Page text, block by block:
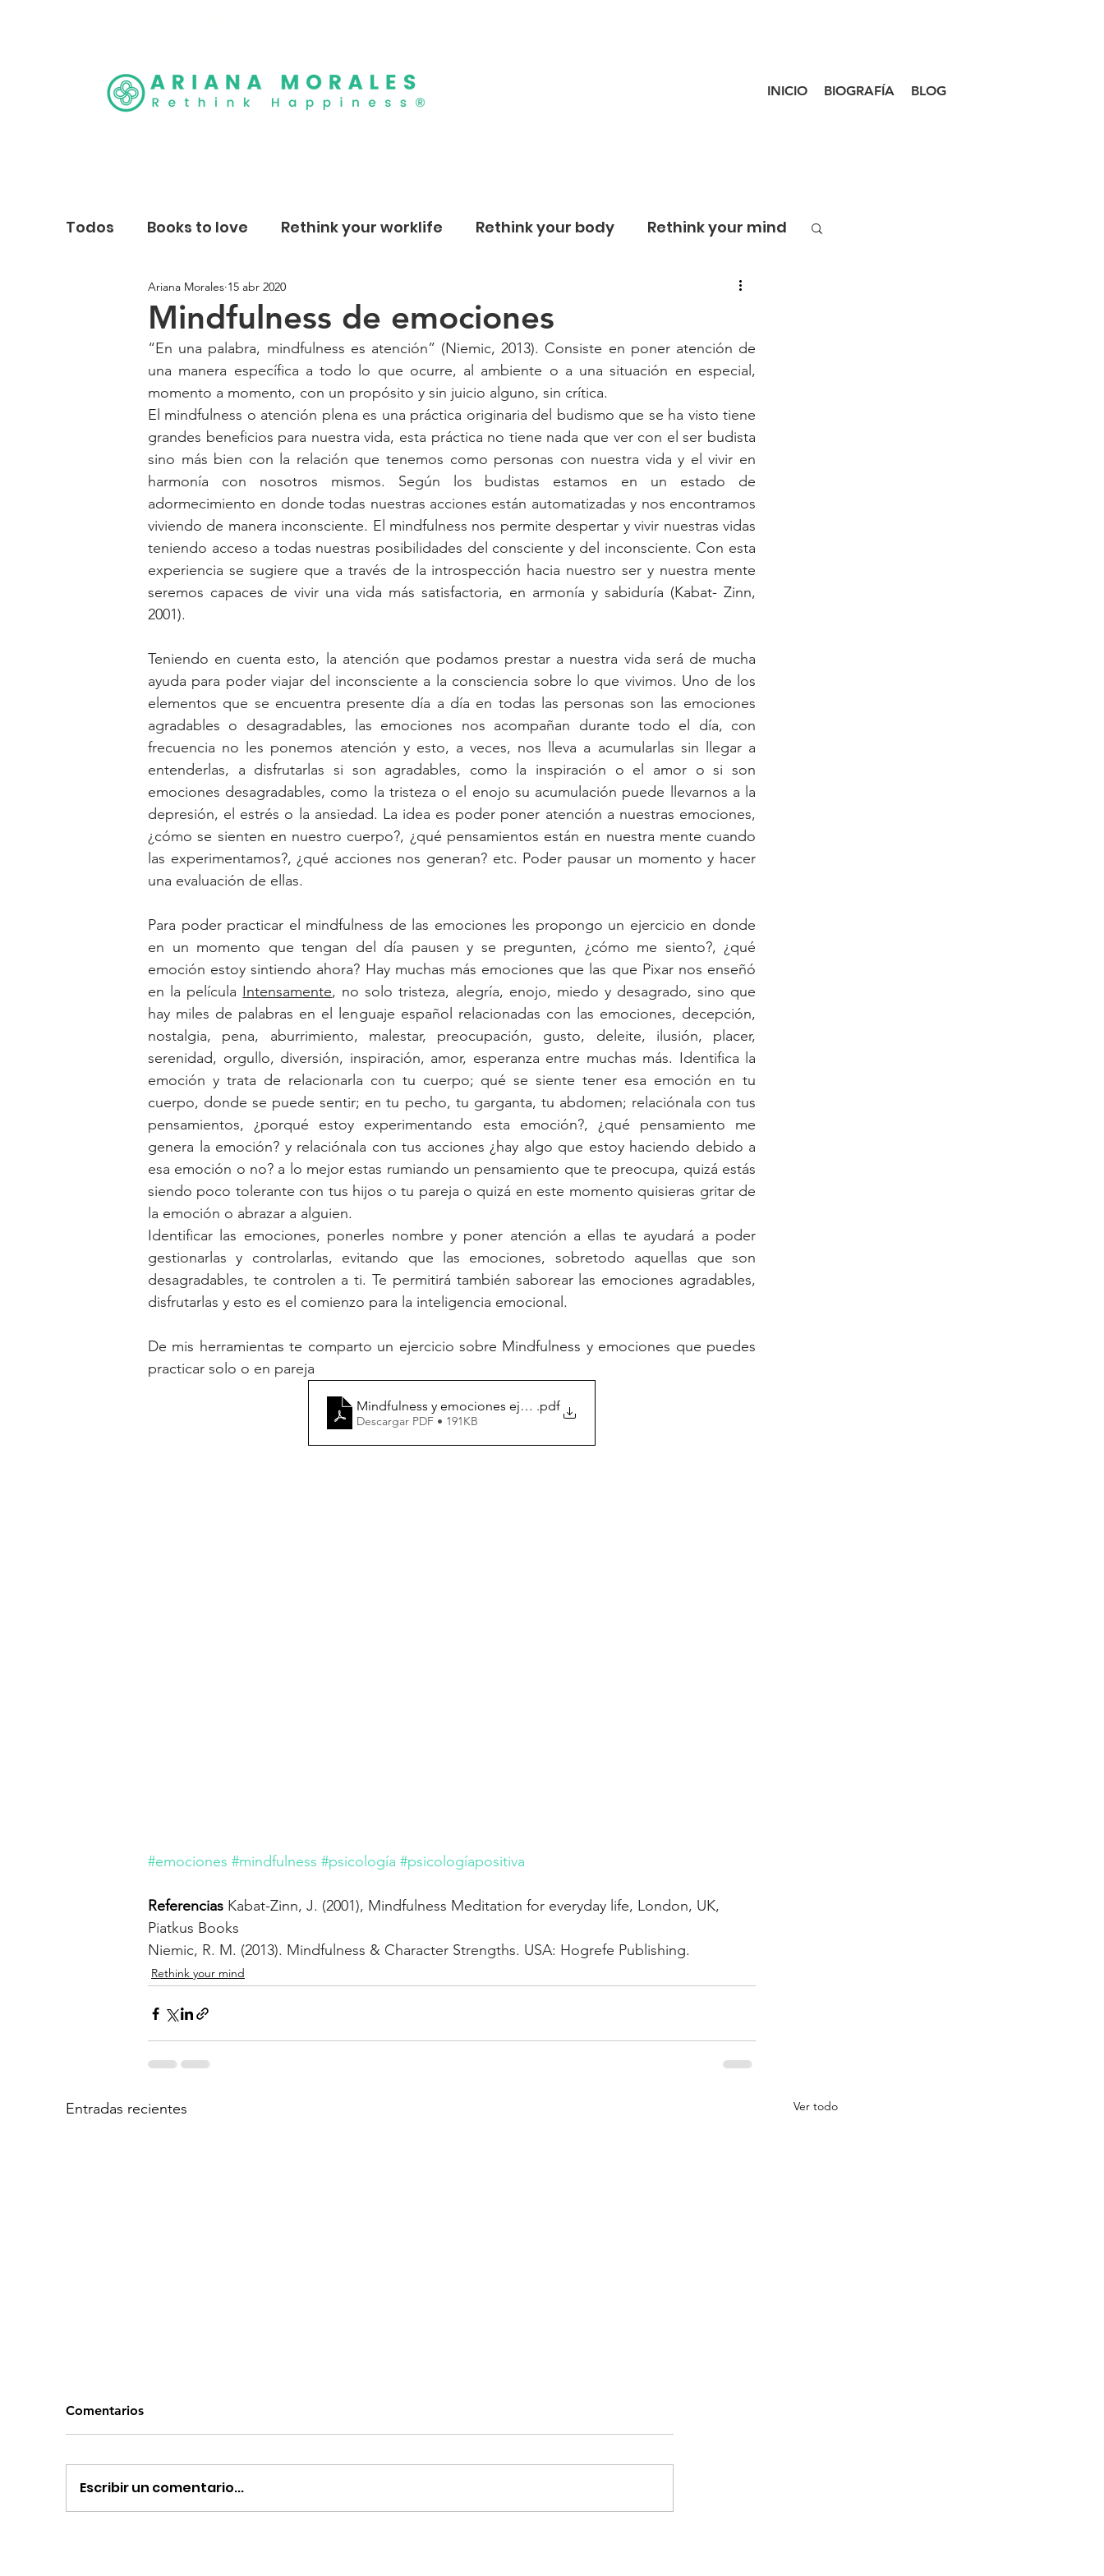
INICIO BIOGRAFÍA BLOG
Todos Books to love Rethink your worklife Rethink your body Rethink your mind
Mindfulness de emociones
Ariana Morales 15 abr 2020
“En una palabra, mindfulness es atención” (Niemic, 2013). Consiste en poner atención de
una manera específica a todo lo que ocurre, al ambiente o a una situación en especial,
momento a momento, con un propósito y sin juicio alguno, sin crítica.
El mindfulness o atención plena es una práctica originaria del budismo que se ha visto tiene
grandes beneficios para nuestra vida, esta práctica no tiene nada que ver con el ser budista
sino más bien con la relación que tenemos como personas con nuestra vida y el vivir en
harmonía con nosotros mismos. Según los budistas estamos en un estado de
adormecimiento en donde todas nuestras acciones están automatizadas y nos encontramos
viviendo de manera inconsciente. El mindfulness nos permite despertar y vivir nuestras vidas
teniendo acceso a todas nuestras posibilidades del consciente y del inconsciente. Con esta
experiencia se sugiere que a través de la introspección hacia nuestro ser y nuestra mente
seremos capaces de vivir una vida más satisfactoria, en armonía y sabiduría (Kabat- Zinn,
2001).
Teniendo en cuenta esto, la atención que podamos prestar a nuestra vida será de mucha
ayuda para poder viajar del inconsciente a la consciencia sobre lo que vivimos. Uno de los
elementos que se encuentra presente día a día en todas las personas son las emociones
agradables o desagradables, las emociones nos acompañan durante todo el día, con
frecuencia no les ponemos atención y esto, a veces, nos lleva a acumularlas sin llegar a
entenderlas, a disfrutarlas si son agradables, como la inspiración o el amor o si son
emociones desagradables, como la tristeza o el enojo su acumulación puede llevarnos a la
depresión, el estrés o la ansiedad. La idea es poder poner atención a nuestras emociones,
¿cómo se sienten en nuestro cuerpo?, ¿qué pensamientos están en nuestra mente cuando
las experimentamos?, ¿qué acciones nos generan? etc. Poder pausar un momento y hacer
una evaluación de ellas.
Para poder practicar el mindfulness de las emociones les propongo un ejercicio en donde
en un momento que tengan del día pausen y se pregunten, ¿cómo me siento?, ¿qué
emoción estoy sintiendo ahora? Hay muchas más emociones que las que Pixar nos enseñó
en la película Intensamente, no solo tristeza, alegría, enojo, miedo y desagrado, sino que
hay miles de palabras en el lenguaje español relacionadas con las emociones, decepción,
nostalgia, pena, aburrimiento, malestar, preocupación, gusto, deleite, ilusión, placer,
serenidad, orgullo, diversión, inspiración, amor, esperanza entre muchas más. Identifica la
emoción y trata de relacionarla con tu cuerpo; qué se siente tener esa emoción en tu
cuerpo, donde se puede sentir; en tu pecho, tu garganta, tu abdomen; relaciónala con tus
pensamientos, ¿porqué estoy experimentando esta emoción?, ¿qué pensamiento me
genera la emoción? y relaciónala con tus acciones ¿hay algo que estoy haciendo debido a
esa emoción o no? a lo mejor estas rumiando un pensamiento que te preocupa, quizá estás
siendo poco tolerante con tus hijos o tu pareja o quizá en este momento quisieras gritar de
la emoción o abrazar a alguien.
Identificar las emociones, ponerles nombre y poner atención a ellas te ayudará a poder
gestionarlas y controlarlas, evitando que las emociones, sobretodo aquellas que son
desagradables, te controlen a ti. Te permitirá también saborear las emociones agradables,
disfrutarlas y esto es el comienzo para la inteligencia emocional.
De mis herramientas te comparto un ejercicio sobre Mindfulness y emociones que puedes
practicar solo o en pareja
Mindfulness y emociones ejercicio
.pdf
Descargar PDF • 191KB
#emociones #mindfulness #psicología #psicologíapositiva
Referencias Kabat-Zinn, J. (2001), Mindfulness Meditation for everyday life, London, UK,
Piatkus Books
Niemic, R. M. (2013). Mindfulness & Character Strengths. USA: Hogrefe Publishing.
Rethink your mind
Entradas recientes Ver todo
Comentarios
Escribir un comentario...